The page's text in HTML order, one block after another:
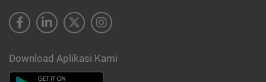
Download Aplikasi Kami